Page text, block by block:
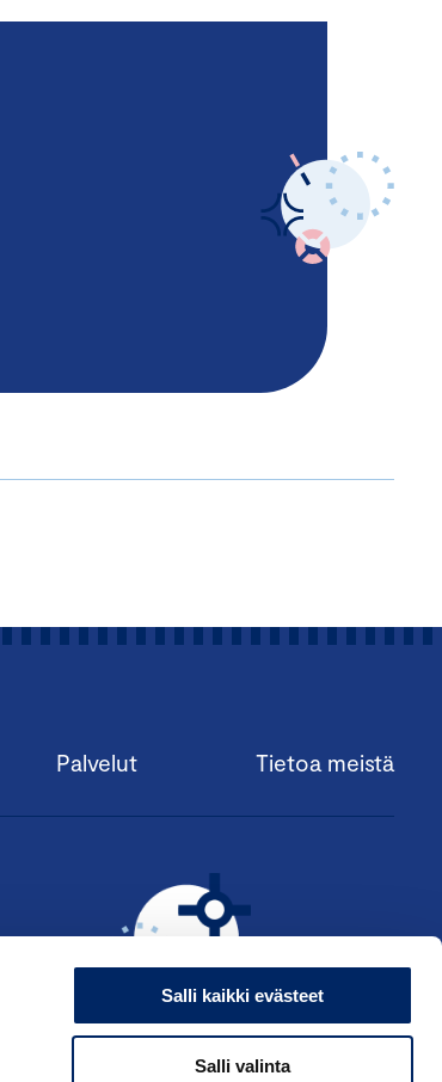
Salli kaikki evästeet
Salli valinta
Palvelut Tietoa meistä